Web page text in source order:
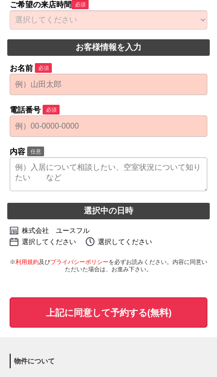
ご希望の来店時間 必須
お客様情報を入力
お名前 必須
電話番号 必須
内容 任意
選択中の日時
株式会社 ユースフル
選択してください
選択してください
※利用規約及びプライバシーポリシーを必ずお読みください。内容に同意い
ただいた場合は、お進み下さい。
上記に同意して予約する(無料)
物件について